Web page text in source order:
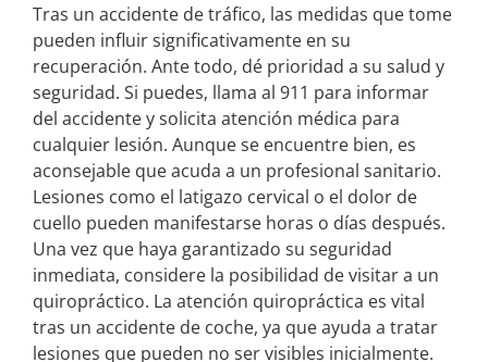
Tras un accidente de tráfico, las medidas que tome
pueden influir significativamente en su
recuperación. Ante todo, dé prioridad a su salud y
seguridad. Si puedes, llama al 911 para informar
del accidente y solicita atención médica para
cualquier lesión. Aunque se encuentre bien, es
aconsejable que acuda a un profesional sanitario.
Lesiones como el latigazo cervical o el dolor de
cuello pueden manifestarse horas o días después.
Una vez que haya garantizado su seguridad
inmediata, considere la posibilidad de visitar a un
quiropráctico. La atención quiropráctica es vital
tras un accidente de coche, ya que ayuda a tratar
lesiones que pueden no ser visibles inicialmente.